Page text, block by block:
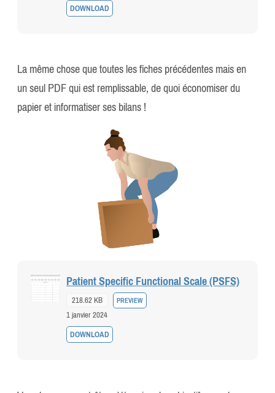
DOWNLOAD
La même chose que toutes les fiches précédentes mais en
un seul PDF qui est remplissable, de quoi économiser du
papier et informatiser ses bilans !
Patient Specific Functional Scale (PSFS)
218.62 KB PREVIEW
1 janvier 2024
DOWNLOAD